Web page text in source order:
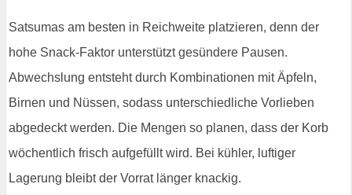
Satsumas am besten in Reichweite platzieren, denn der
hohe Snack-Faktor unterstützt gesündere Pausen.
Abwechslung entsteht durch Kombinationen mit Äpfeln,
Birnen und Nüssen, sodass unterschiedliche Vorlieben
abgedeckt werden. Die Mengen so planen, dass der Korb
wöchentlich frisch aufgefüllt wird. Bei kühler, luftiger
Lagerung bleibt der Vorrat länger knackig.